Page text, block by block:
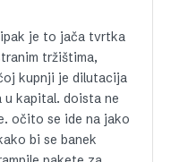
je to jača tvrtka
tržištima,
kupnji je dilutacija
kapital. doista ne
očito se ide na jako
bi se banek